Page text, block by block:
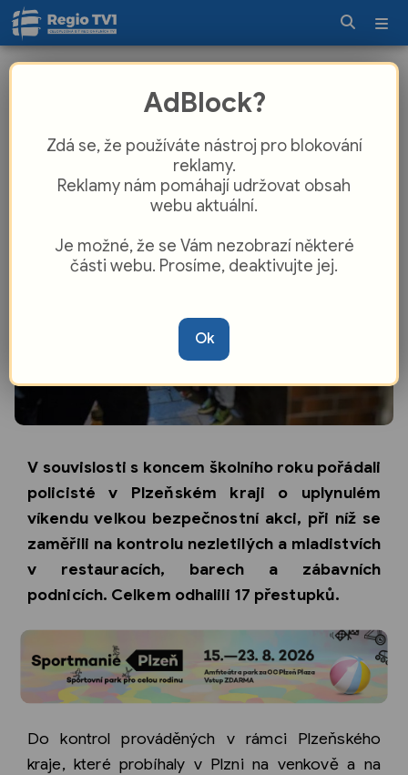
některé školáky a mladistvé
V souvislosti s koncem školního roku pořádali
policisté v Plzeňském kraji o uplynulém
víkendu velkou bezpečnostní akci, při níž se
zaměřili na kontrolu nezletilých a mladistvích
v restauracích, barech a zábavních
podnicích. Celkem odhalili 17 přestupků.
Do kontrol prováděných v rámci Plzeňského
kraje, které probíhaly v Plzni na venkově a na
AdBlock?
Zdá se, že používáte nástroj pro blokování
reklamy.
Reklamy nám pomáhají udržovat obsah
webu aktuální.
Je možné, že se Vám nezobrazí některé
části webu. Prosíme, deaktivujte jej.
Ok